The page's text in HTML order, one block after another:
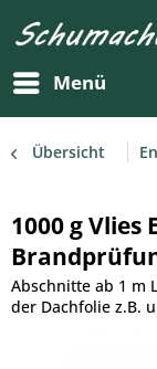
Menü
Übersicht
1000 g Vlies
Abschnitte ab 1 m
der Dachfolie z.B.